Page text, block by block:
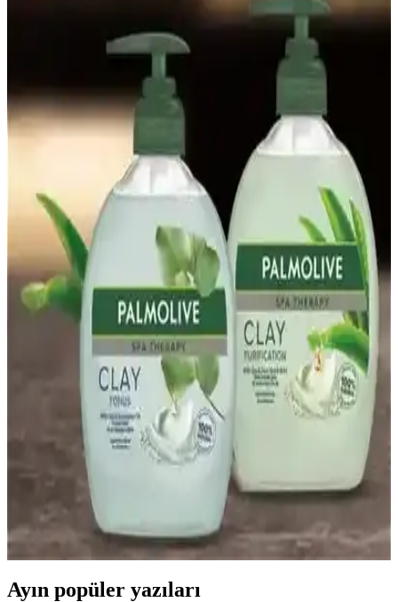
Tavuk kelebek, tavuk göğsünün ikiye bölünerek hazırlanan ürün
olup, fiyatlar kalite ve bölgeye göre değişir. Tüketicilere tazelik ve
düzgün kesim önemli ipuçları sunar.
Sazak Zeytinyağı: Doğal ve Geleneksel Üretimle
Sağlıklı Lezzet Kaynağı
Sazak Zeytinyağı, doğal, saf ve soğuk sıkım yöntemleriyle üretilmiş,
sağlıklı ve lezzetli bir zeytinyağıdır. Geleneksel üretim süreçleriyle
kalitesini koruyan bu ürün, mutfakta çok yönlü kullanım imkanı
Haşhaş Kreması Nedir ve Sağlıklı Kahvaltı
Seçenekleri Arasındaki Yeri
Haşhaş kreması, doğal içerikleri ve yüksek besin değeriyle
kahvaltılarda sağlıklı ve lezzetli bir alternatif sunar, içerdiği omega-3
ve lifler ile sağlığı destekler.
Sağlıklı gevrekler: Doğal içeriklerle beslenmede yeni
trend ve dikkat edilmesi gerekenler
Sağlıklı gevrekler, doğal içeriklerle hazırlanan, yüksek lif ve düşük
şekerli alternatifler sunar. Beslenme alışkanlıklarınızı destekleyen bu
ürünler hakkında detaylar burada.
Palmolive Sabun Çeşitleri ve Özellikleri: Cilt
Bakımında Farklı Seçenekler
Palmolive'nin çeşitli sabun seçenekleri, cilt tipine uygun
nemlendirici, ferahlatıcı ve doğal içerikli ürünleriyle temizlik ve
bakım sağlar, cilt sağlığını korur ve ferah bir his sunar.
Ayın popüler yazıları